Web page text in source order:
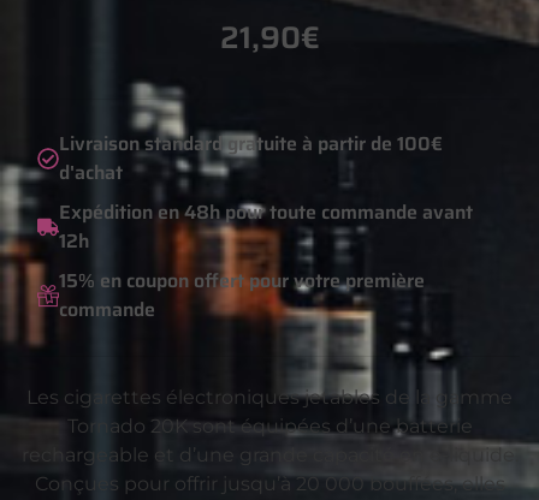
21,90€
Livraison standard gratuite à partir de 100€
d'achat
Expédition en 48h pour toute commande avant
12h
15% en coupon offert pour votre première
commande
Les cigarettes électroniques jetables de la gamme
Tornado 20K sont équipées d’une batterie
rechargeable et d’une grande capacité en e-liquide.
Conçues pour offrir jusqu’à 20 000 bouffées, elles